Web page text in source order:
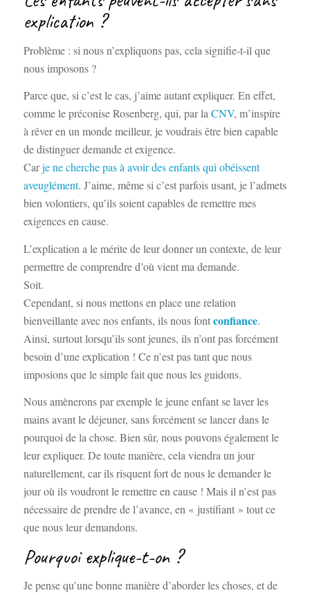
explication ?
Problème : si nous n’expliquons pas, cela signifie-t-il que
nous imposons ?
Parce que, si c’est le cas, j’aime autant expliquer. En effet,
comme le préconise Rosenberg, qui, par la CNV, m’inspire
à rêver en un monde meilleur, je voudrais être bien capable
de distinguer demande et exigence.
Carje ne cherche pas à avoir des enfants qui obéissent
aveuglément. J’aime, même si c’est parfois usant, je l’admets
bien volontiers, qu’ils soient capables de remettre mes
exigences en cause.
L’explication a le mérite de leur donner un contexte, de leur
permettre de comprendre d’où vient ma demande.
Soit.
Cependant, si nous mettons en place une relation
bienveillante avec nos enfants, ils nous fontconfiance.
Ainsi, surtout lorsqu’ils sont jeunes, ils n’ont pas forcément
besoin d’une explication ! Ce n’est pas tant que nous
imposions que le simple fait que nous les guidons.
Nous amènerons par exemple le jeune enfant se laver les
mains avant le déjeuner, sans forcément se lancer dans le
pourquoi de la chose. Bien sûr, nous pouvons également le
leur expliquer. De toute manière, cela viendra un jour
naturellement, car ils risquent fort de nous le demander le
jour où ils voudront le remettre en cause ! Mais il n’est pas
nécessaire de prendre de l’avance, en « justifiant » tout ce
que nous leur demandons.
Pourquoi explique-t-on ?
Je pense qu’une bonne manière d’aborder les choses, et de